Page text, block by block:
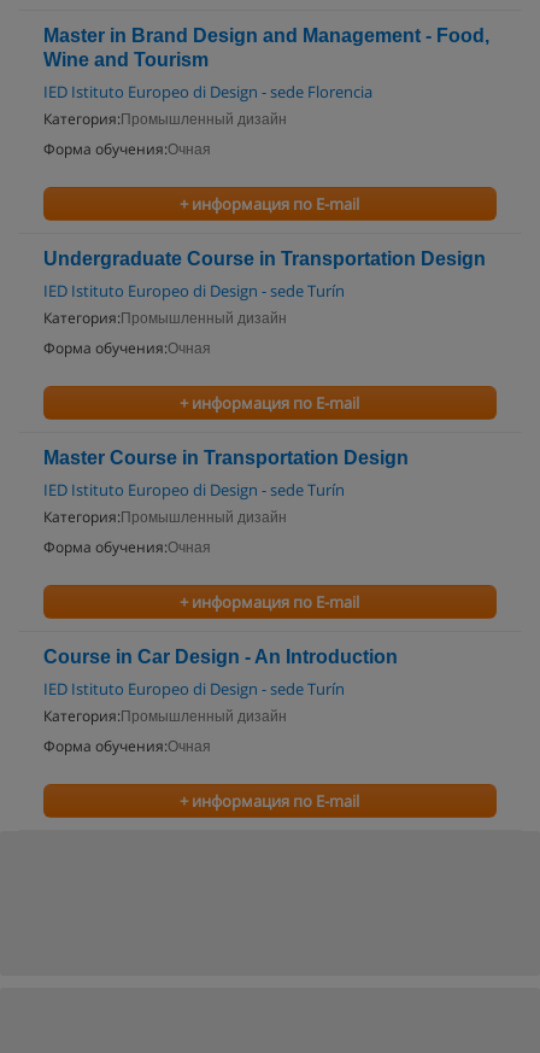
Master in Brand Design and Management - Food,
Wine and Tourism
IED Istituto Europeo di Design - sede Florencia
Категория: Промышленный дизайн
Форма обучения:Очная
+ информация по E-mail
Undergraduate Course in Transportation Design
IED Istituto Europeo di Design - sede Turín
Категория: Промышленный дизайн
Форма обучения:Очная
+ информация по E-mail
Master Course in Transportation Design
IED Istituto Europeo di Design - sede Turín
Категория: Промышленный дизайн
Форма обучения:Очная
+ информация по E-mail
Course in Car Design - An Introduction
IED Istituto Europeo di Design - sede Turín
Категория: Промышленный дизайн
Форма обучения:Очная
+ информация по E-mail